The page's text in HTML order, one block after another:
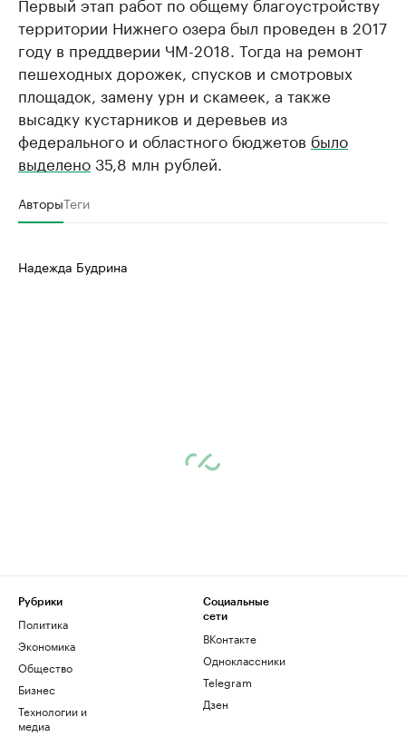
территории Нижнего озера был проведен в 2017
году в преддверии ЧМ-2018. Тогда на ремонт
пешеходных дорожек, спусков и смотровых
площадок, замену урн и скамеек, а также
высадку кустарников и деревьев из
федерального и областного бюджетов было
выделено35,8 млн рублей.
АвторыТеги
Надежда Будрина
Рубрики
Политика
Экономика
Общество
Бизнес
Технологии и
медиа
Социальные
сети
ВКонтакте
Одноклассники
Telegram
Дзен